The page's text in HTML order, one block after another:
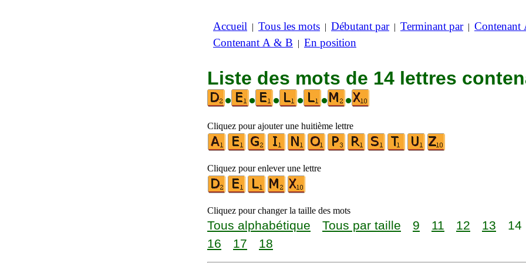
Accueil | Tous les mots | Débutant par| Terminant par| Contenant
Contenant A & B | En position
Liste des mots de 14 lettres
•
• • • • •
Cliquez pour ajouter une huitième lettre
Cliquez pour enlever une lettre
Cliquez pour changer la taille des mots
Tous alphabétique Tous par taille 9 11 12 13 14
16
17 18